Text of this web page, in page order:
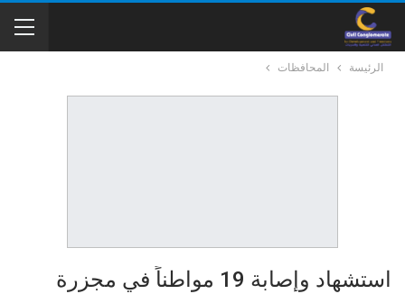
الرئيسة المحافظات
استشهاد وإصابة 19 مواطناً في مجزرة